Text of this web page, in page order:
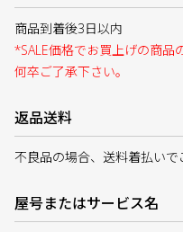
商品到着後3日以内
*SALE価格でお買上げの商品
何卒ご了承下さい。
返品送料
不良品の場合、送料着払いで
屋号またはサービス名